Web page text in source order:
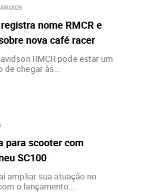
08/2026
nome RMCR e
nova café racer
RMCR pode estar um
chegar às...
para scooter com
SC100
ampliar sua atuação no
o lançamento...